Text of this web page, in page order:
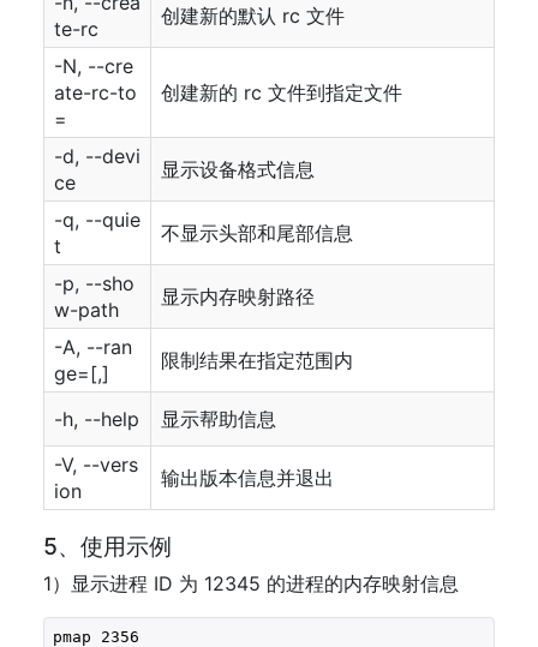
te-rc
创建新的默认 rc 文件
-N, --cre
ate-rc-to
=
创建新的 rc 文件到指定文件
-d, --devi
ce
显示设备格式信息
-q, --quie
t
不显示头部和尾部信息
-p, --sho
w-path
显示内存映射路径
-A, --ran
ge=[,]
限制结果在指定范围内
-h, --help
显示帮助信息
-V, --vers
ion
输出版本信息并退出
5、使用示例
1）显示进程 ID 为 12345 的进程的内存映射信息
pmap 2356